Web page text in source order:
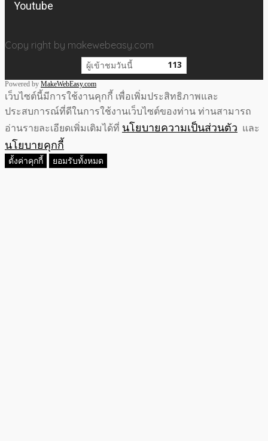
Youtube
Copy right by makewebeasy.com
ผู้เข้าชมวันนี้ 113
Powered by MakeWebEasy.com
เว็บไซต์นี้มีการใช้งานคุกกี้ เพื่อเพิ่มประสิทธิภาพและ
ประสบการณ์ที่ดีในการใช้งานเว็บไซต์ของท่าน ท่านสามารถ
อ่านรายละเอียดเพิ่มเติมได้ที่ นโยบายความเป็นส่วนตัว และ
นโยบายคุกกี้
ตั้งค่าคุกกี้ ยอมรับทั้งหมด